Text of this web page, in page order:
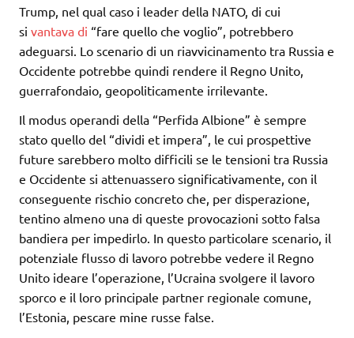
Trump, nel qual caso i leader della NATO, di cui
si vantava di “fare quello che voglio”, potrebbero
adeguarsi. Lo scenario di un riavvicinamento tra Russia e
Occidente potrebbe quindi rendere il Regno Unito,
guerrafondaio, geopoliticamente irrilevante.
Il modus operandi della “Perfida Albione” è sempre
stato quello del “dividi et impera”, le cui prospettive
future sarebbero molto difficili se le tensioni tra Russia
e Occidente si attenuassero significativamente, con il
conseguente rischio concreto che, per disperazione,
tentino almeno una di queste provocazioni sotto falsa
bandiera per impedirlo. In questo particolare scenario, il
potenziale flusso di lavoro potrebbe vedere il Regno
Unito ideare l’operazione, l’Ucraina svolgere il lavoro
sporco e il loro principale partner regionale comune,
l’Estonia, pescare mine russe false.